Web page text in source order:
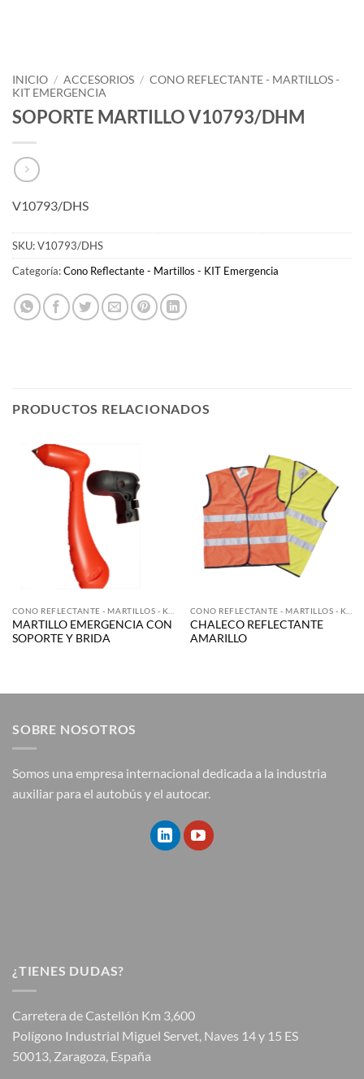
INICIO / ACCESORIOS / CONO REFLECTANTE - MARTILLOS -
KIT EMERGENCIA
SOPORTE MARTILLO V10793/DHM
V10793/DHS
SKU:V10793/DHS
Categoría:Cono Reflectante - Martillos - KIT Emergencia
PRODUCTOS RELACIONADOS
MARTILLO EMERGENCIA CON
SOPORTE Y BRIDA
CHALECO REFLECTANTE
AMARILLO
SOBRE NOSOTROS
Somos una empresa internacional dedicada a la industria
auxiliar para el autobús y el autocar.
¿TIENES DUDAS?
Carretera de Castellón Km 3,600
Polígono Industrial Miguel Servet, Naves 14 y 15 ES
50013, Zaragoza, España